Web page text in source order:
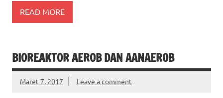
READ MORE
BIOREAKTOR AEROB DAN AANAEROB
Maret 7, 2017 Leave a comment